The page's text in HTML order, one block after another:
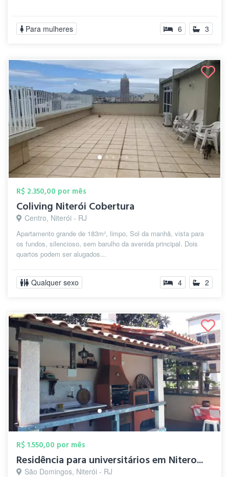
Para mulheres 6 3
R$ 2.350,00 por mês
Coliving Niterói Cobertura
Centro, Niterói - RJ
Apartamento grande de 183m², limpo, Sol da manhã, vista para
os fundos, silencioso, sem barulho da avenida principal. Dois
quartos podem ser alugados...
Qualquer sexo 4 2
R$ 1.550,00 por mês
Residência para universitários em Nitero...
São Domingos, Niterói - RJ